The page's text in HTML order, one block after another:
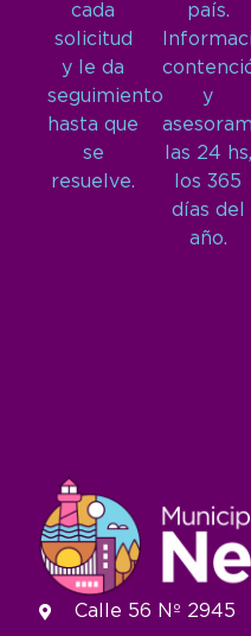
cada
solicitud
y le da
seguimiento
hasta que
se
resuelve.
país.
y
las 24 hs,
los 365
días del
año.
Calle 56 Nº 2945